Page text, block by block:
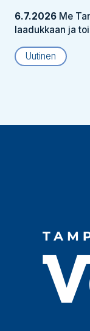
6.7.2026 Me
laadukkaan ja
Uutinen